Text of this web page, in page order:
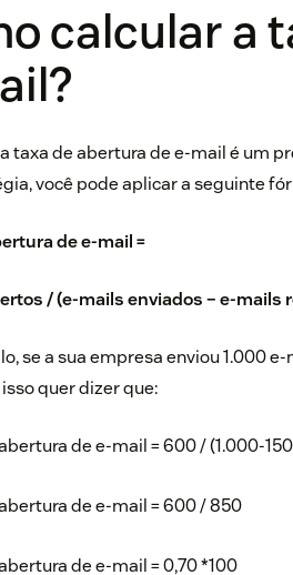
calcular a
taxa de abertura de e-mail é um
você pode aplicar a seguinte
de e-mail =
/ (e-mails enviados – e-mails
se a sua empresa enviou 1.000
quer dizer que:
de e-mail = 600 / (1.000-
de e-mail = 600 / 850
de e-mail = 0,70 *100